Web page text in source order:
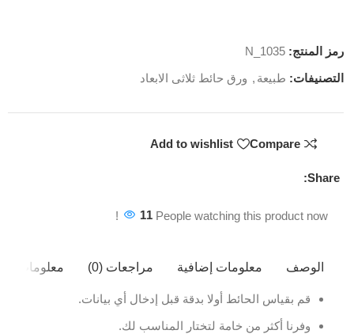
رمز المنتج:N_1035
التصنيفات: طبيعة , ورق حائط ثلاثى الابعاد
Compare
Add to wishlist
Share:
11 People watching this product now!
الوصف معلومات إضافية مراجعات (0) معلومات
قم بقياس الحائط أولا بدقة قبل إدخال أي بيانات.
وفرنا أكثر من خامة لتختار المناسب لك.